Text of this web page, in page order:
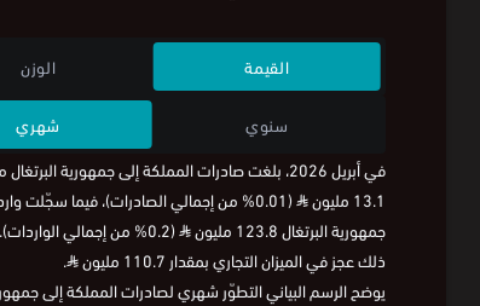
القيمة الوزن
سنوي
شهري
في أبريل 2026، بلغت صادرات المملكة إلى جمهورية
13.1 مليون
⃁
(0.01% من إجمالي الصادرات)، فيما سجّلت
جمهورية البرتغال 123.8 مليون
⃁
(0.2% من إجمالي
ذلك عجز في الميزان التجاري بمقدار 110.7 مليون
⃁
.
يوضح الرسم البياني التطوّر شهري لصادرات المملكة إلى